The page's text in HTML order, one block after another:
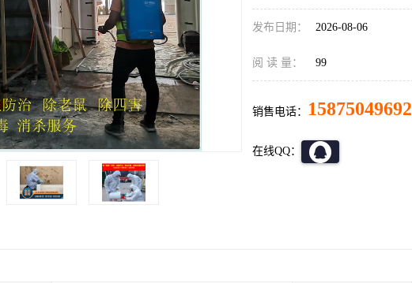
发布日期： 2026-08-06
阅 读 量： 99
销售电话： 15875049692
在线QQ：